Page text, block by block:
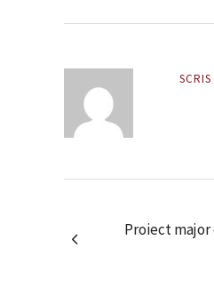
SCRIS
Proiect